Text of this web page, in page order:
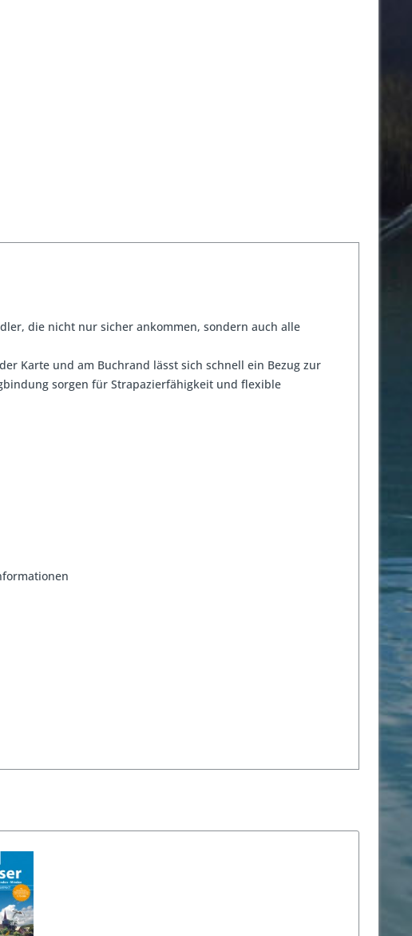
die nicht nur sicher ankommen, sondern auch alle
Karte und am Buchrand lässt sich schnell ein Bezug zur
sorgen für Strapazierfähigkeit und flexible